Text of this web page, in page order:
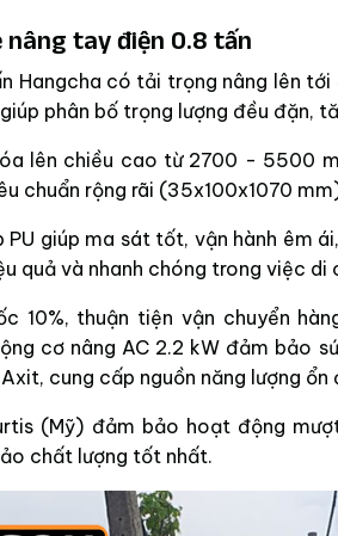
nâng tay điện 0.8 tấn
Hangcha có tải trọng nâng lên
phân bố trọng lượng đều đặn,
lên chiều cao từ 2700 - 5500
chuẩn rộng rãi (35x100x1070
PU giúp ma sát tốt, vận hành êm
quả và nhanh chóng trong việc di
10%, thuận tiện vận chuyển
cơ nâng AC 2.2 kW đảm bảo
cung cấp nguồn năng lượng ổn
(Mỹ) đảm bảo hoạt động
chất lượng tốt nhất.